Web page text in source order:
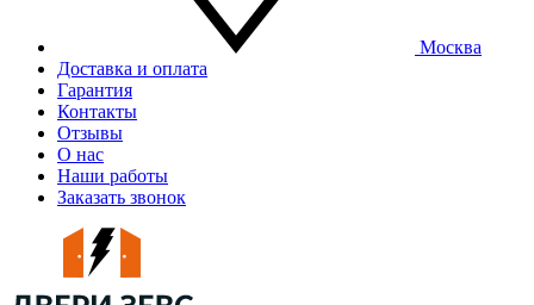
Москва
Доставка и оплата
Гарантия
Контакты
Отзывы
О нас
Наши работы
Заказать звонок